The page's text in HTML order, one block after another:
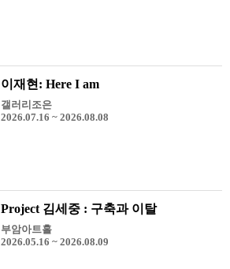
이재현: Here I am
갤러리조은
2026.07.16 ~ 2026.08.08
Project 김세중 : 구축과 이탈
부암아트홀
2026.05.16 ~ 2026.08.09